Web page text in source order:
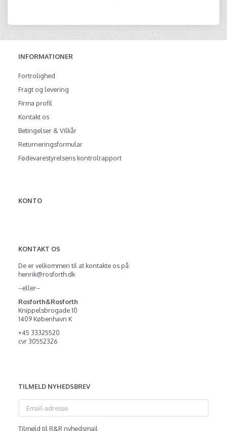
INFORMATIONER
Fortrolighed
Fragt og levering
Firma profil
Kontakt os
Betingelser & Vilkår
Returneringsformular
Fødevarestyrelsens kontrolrapport
KONTO
KONTAKT OS
De er velkommen til at kontakte os på:
henrik@rosforth.dk
--eller--
Rosforth&Rosforth
Knippelsbrogade 10
1409 København K
+45 33325520
cvr 30552326
TILMELD NYHEDSBREV
adresse
Tilmeld til R&R nyhedsmail